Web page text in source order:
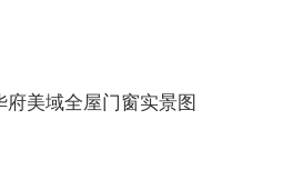
府美域全屋门窗实景图